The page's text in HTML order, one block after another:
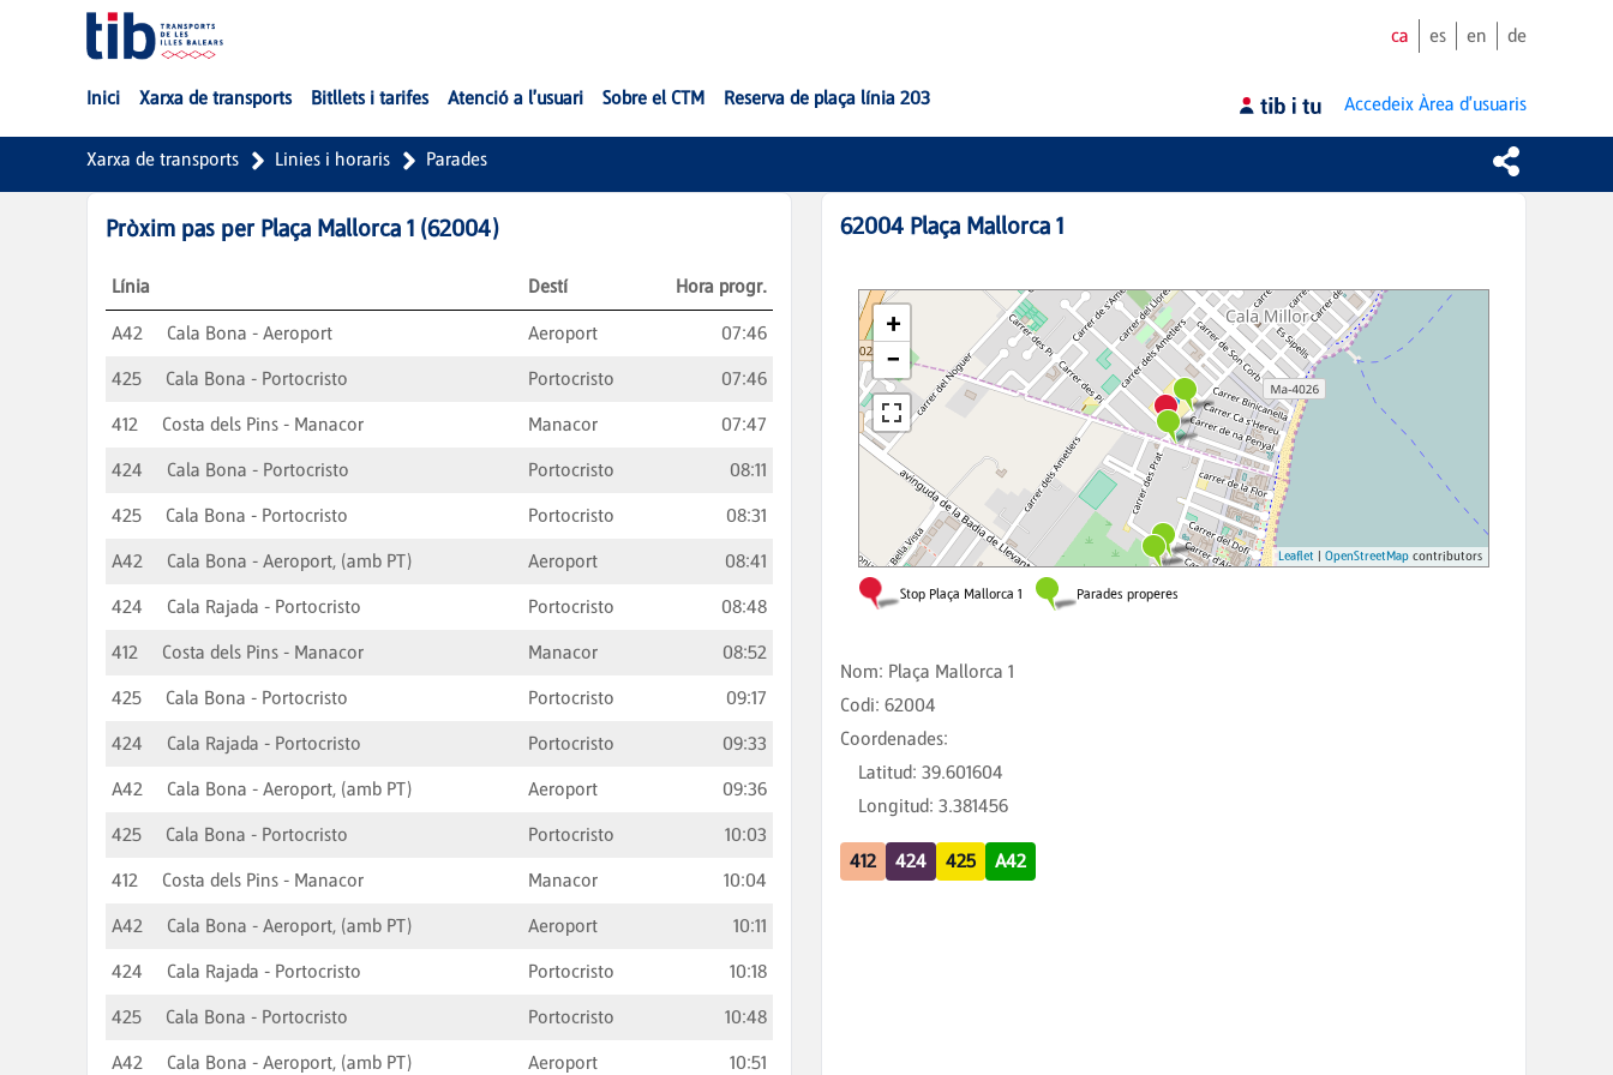
Salta al contingut principal
ca es en de
Inici Xarxa de transports Bitllets i tarifes Atenció a l'usuari Sobre el CTM Reserva de plaça línia 203 Accedeix Àrea d'usuaris
Xarxa de transports Linies i horaris Parades
Pròxim pas per Plaça Mallorca 1 (62004)
Línia Destí Hora progr.
A42 Cala Bona - Aeroport Aeroport
07:46
425
Cala Bona - Portocristo Portocristo
07:46
412
Costa dels Pins - Manacor Manacor
07:47
424
Cala Bona - Portocristo Portocristo
08:11
425
Cala Bona - Portocristo Portocristo
08:31
A42
Cala Bona - Aeroport, (amb PT) Aeroport
08:41
424
Cala Rajada - Portocristo Portocristo
08:48
412
Costa dels Pins - Manacor Manacor
08:52
425
Cala Bona - Portocristo Portocristo
09:17
424
Cala Rajada - Portocristo Portocristo
09:33
A42
Cala Bona - Aeroport, (amb PT) Aeroport
09:36
425
Cala Bona - Portocristo Portocristo
10:03
412
Costa dels Pins - Manacor Manacor
10:04
A42
Cala Bona - Aeroport, (amb PT) Aeroport
10:11
424
Cala Rajada - Portocristo Portocristo
10:18
425
Cala Bona - Portocristo Portocristo
10:48
A42
Cala Bona - Aeroport, (amb PT) Aeroport 10:51
62004 Plaça Mallorca 1
Nom: Plaça Mallorca 1
Codi: 62004
Coordenades:
Latitud: 39.601604
Longitud: 3.381456
412 424 425 A42